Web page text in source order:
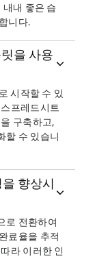
내 좋은 습
니다.
을 사용
시작할 수 있
프레드시트
구축하고,
할 수 있습니
향상시
로 전환하여
료율을 추적
라 이러한 인